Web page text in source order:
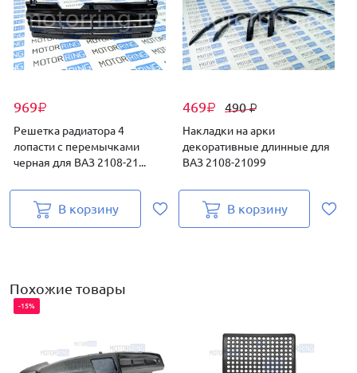
969₽
Решетка радиатора 4
лопасти с перемычками
черная для ВАЗ 2108-21...
В корзину
469₽ 490₽
Накладки на арки
декоративные длинные для
ВАЗ 2108-21099
В корзину
Похожие товары
-15%